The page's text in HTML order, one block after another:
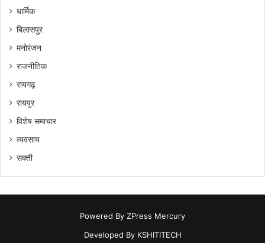
धार्मिक
बिलासपुर
मनोरंजन
राजनीतिक
रायगढ़
रायपुर
विशेष समाचार
व्यवसाय
सक्ती
Powered By ZPress Mercury
Developed By KSHITITECH